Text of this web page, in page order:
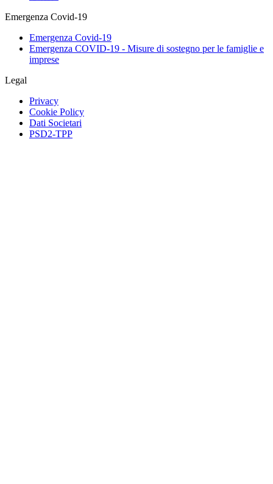
Emergenza Covid-19
Emergenza Covid-19
Emergenza COVID-19 - Misure di sostegno per le famiglie e
imprese
Legal
Privacy
Cookie Policy
Dati Societari
PSD2-TPP